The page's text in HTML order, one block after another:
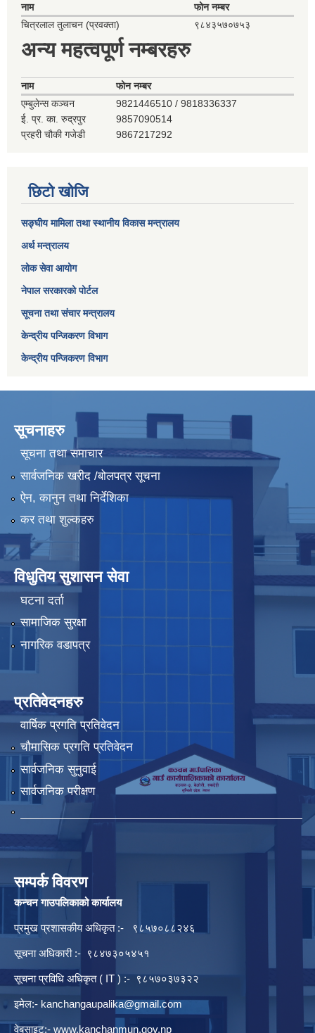
नाम
फोन नम्बर
चित्रलाल तुलाचन (प्रवक्ता)
९८४३५७०७५३
अन्य महत्वपूर्ण नम्बरहरु
नाम
फोन नम्बर
एम्बुलेन्स कञ्‍चन
9821446510 / 9818336337
ई. प्र. का. रुद्रपुर
9857090514
प्रहरी चौकी गजेडी
9867217292
छिटो खोजि
सङ्घीय मामिला तथा स्थानीय विकास मन्त्रालय
अर्थ मन्त्रालय
लोक सेवा आयोग
नेपाल सरकारको पोर्टल
सूचना तथा संचार मन्त्रालय
केन्द्रीय पन्जिकरण विभाग
केन्द्रीय पन्जिकरण विभाग
सूचनाहरु
सूचना तथा समाचार
सार्वजनिक खरीद /बोलपत्र सूचना
ऐन, कानुन तथा निर्देशिका
कर तथा शुल्कहरु
विधुतिय सुशासन सेवा
घटना दर्ता
सामाजिक सुरक्षा
नागरिक वडापत्र
प्रतिवेदनहरु
वार्षिक प्रगति प्रतिवेदन
चौमासिक प्रगति प्रतिवेदन
सार्वजनिक सुनुवाई
सार्वजनिक परीक्षण
सम्पर्क विवरण
कन्चन गाउपलिकाको कार्यालय
प्रमुख प्रशासकीय अधिकृत :- ९८५७०८८२४६
सूचना अधिकारी :- ९८४७३०५४५१
सूचना प्रविधि अधिकृत ( IT ) :- ९८५७०३७३२२
इमेल:- kanchangaupalika@gmail.com
वेबसाइट:- www.kanchanmun.gov.np